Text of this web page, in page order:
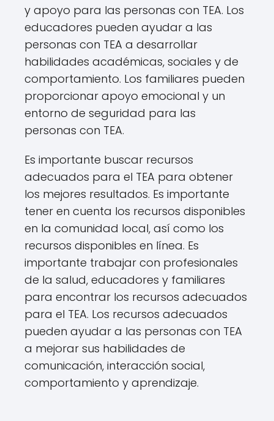
y apoyo para las personas con TEA. Los
educadores pueden ayudar a las
personas con TEA a desarrollar
habilidades académicas, sociales y de
comportamiento. Los familiares pueden
proporcionar apoyo emocional y un
entorno de seguridad para las
personas con TEA.
Es importante buscar recursos
adecuados para el TEA para obtener
los mejores resultados. Es importante
tener en cuenta los recursos disponibles
en la comunidad local, así como los
recursos disponibles en línea. Es
importante trabajar con profesionales
de la salud, educadores y familiares
para encontrar los recursos adecuados
para el TEA. Los recursos adecuados
pueden ayudar a las personas con TEA
a mejorar sus habilidades de
comunicación, interacción social,
comportamiento y aprendizaje.